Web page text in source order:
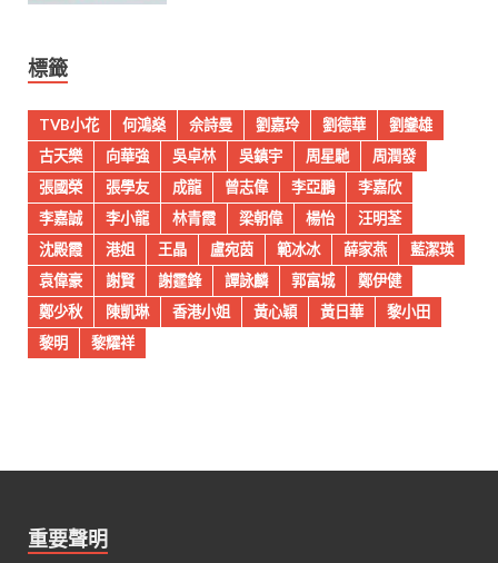
標籤
TVB小花 何鴻燊 佘詩曼 劉嘉玲 劉德華
劉鑾雄
古天樂
向華強 吳卓林 吳鎮宇 周星馳
周潤發
張國榮
張學友 成龍 曾志偉 李亞鵬
李嘉欣
李嘉誠
李小龍 林青霞 梁朝偉 楊怡
汪明荃
沈殿霞
港姐 王晶 盧宛茵 範冰冰 薛家燕
藍潔瑛
袁偉豪
謝賢 謝霆鋒 譚詠麟 郭富城
鄭伊健
鄭少秋
陳凱琳 香港小姐 黃心穎 黃日華
黎小田
黎明
黎耀祥
重要聲明